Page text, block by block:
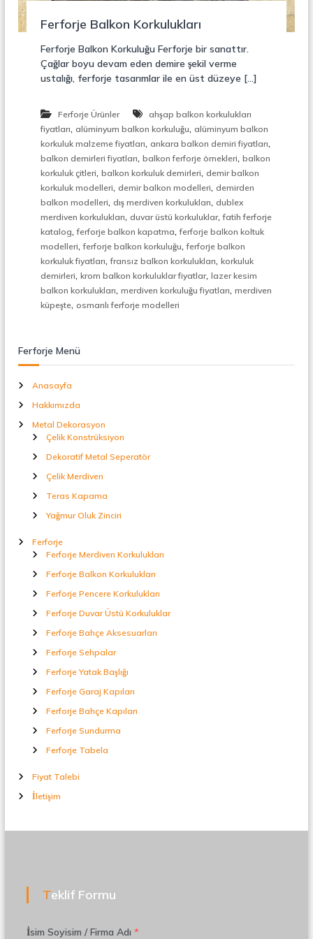
n
ü
k
i
y
o
Ç
e
l
i
e
r
d
v
M
e
Ferforje Balkon Korkulukları
Ferforje Balkon Korkuluğu Ferforje bir sanattır.
Çağlar boyu devam eden demire şekil verme
ustalığı, ferforje tasarımlar ile en üst düzeye […]
Ferforje Ürünler
ahşap balkon korkulukları
fiyatları, alüminyum balkon korkuluğu, alüminyum balkon
korkuluk malzeme fiyatları, ankara balkon demiri fiyatları,
balkon demirleri fiyatları, balkon ferforje örnekleri, balkon
korkuluk çitleri, balkon korkuluk demirleri, demir balkon
korkuluk modelleri, demir balkon modelleri, demirden
balkon modelleri, dış merdiven korkulukları, dublex
merdiven korkulukları, duvar üstü korkuluklar,fatih ferforje
katalog,ferforje balkon kapatma,ferforje balkon koltuk
modelleri,ferforje balkon korkuluğu,ferforje balkon
korkuluk fiyatları,fransız balkon korkulukları, korkuluk
demirleri, krom balkon korkuluklar fiyatlar, lazer kesim
balkon korkulukları, merdiven korkuluğu fiyatları, merdiven
küpeşte, osmanlı ferforje modelleri
Ferforje Menü
Anasayfa
Hakkımızda
Metal Dekorasyon
Çelik Konstrüksiyon
Dekoratif Metal Seperatör
Çelik Merdiven
Teras Kapama
Yağmur Oluk Zinciri
Ferforje
Ferforje Merdiven Korkulukları
Ferforje Balkon Korkulukları
Ferforje Pencere Korkulukları
Ferforje Duvar Üstü Korkuluklar
Ferforje Bahçe Aksesuarları
Ferforje Sehpalar
Ferforje Yatak Başlığı
Ferforje Garaj Kapıları
Ferforje Bahçe Kapıları
Ferforje Sundurma
Ferforje Tabela
Fiyat Talebi
İletişim
Teklif Formu
İsim Soyisim / Firma Adı *